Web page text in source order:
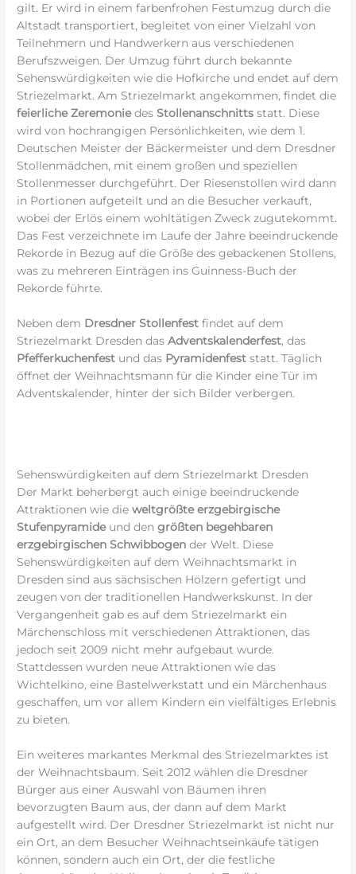
gilt. Er wird in einem farbenfrohen Festumzug durch die
Altstadt transportiert, begleitet von einer Vielzahl von
Teilnehmern und Handwerkern aus verschiedenen
Berufszweigen. Der Umzug führt durch bekannte
Sehenswürdigkeiten wie die Hofkirche und endet auf dem
Striezelmarkt. Am Striezelmarkt angekommen, findet die
feierliche ZeremoniedesStollenanschnitts statt. Diese
wird von hochrangigen Persönlichkeiten, wie dem 1.
Deutschen Meister der Bäckermeister und dem Dresdner
Stollenmädchen, mit einem großen und speziellen
Stollenmesser durchgeführt. Der Riesenstollen wird dann
in Portionen aufgeteilt und an die Besucher verkauft,
wobei der Erlös einem wohltätigen Zweck zugutekommt.
Das Fest verzeichnete im Laufe der Jahre beeindruckende
Rekorde in Bezug auf die Größe des gebackenen Stollens,
was zu mehreren Einträgen ins Guinness-Buch der
Rekorde führte.
Neben dem Dresdner Stollenfest findet auf dem
Striezelmarkt Dresden dasAdventskalenderfest, das
Pfefferkuchenfest und das Pyramidenfest statt. Täglich
öffnet der Weihnachtsmann für die Kinder eine Tür im
Adventskalender, hinter der sich Bilder verbergen.
Sehenswürdigkeiten auf dem Striezelmarkt Dresden
Der Markt beherbergt auch einige beeindruckende
Attraktionen wie dieweltgrößte erzgebirgische
Stufenpyramide und dengrößten begehbaren
erzgebirgischen Schwibbogen der Welt. Diese
Sehenswürdigkeiten auf dem Weihnachtsmarkt in
Dresden sind aus sächsischen Hölzern gefertigt und
zeugen von der traditionellen Handwerkskunst. In der
Vergangenheit gab es auf dem Striezelmarkt ein
Märchenschloss mit verschiedenen Attraktionen, das
jedoch seit 2009 nicht mehr aufgebaut wurde.
Stattdessen wurden neue Attraktionen wie das
Wichtelkino, eine Bastelwerkstatt und ein Märchenhaus
geschaffen, um vor allem Kindern ein vielfältiges Erlebnis
zu bieten.
Ein weiteres markantes Merkmal des Striezelmarktes ist
der Weihnachtsbaum. Seit 2012 wählen die Dresdner
Bürger aus einer Auswahl von Bäumen ihren
bevorzugten Baum aus, der dann auf dem Markt
aufgestellt wird. Der Dresdner Striezelmarkt ist nicht nur
ein Ort, an dem Besucher Weihnachtseinkäufe tätigen
können, sondern auch ein Ort, der die festliche